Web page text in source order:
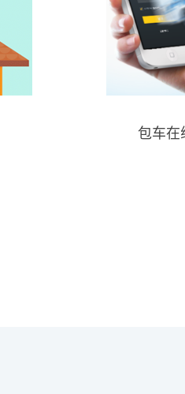
包车在